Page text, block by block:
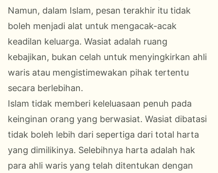
Namun, dalam Islam, pesan terakhir itu tidak
boleh menjadi alat untuk mengacak-acak
keadilan keluarga. Wasiat adalah ruang
kebajikan, bukan celah untuk menyingkirkan ahli
waris atau mengistimewakan pihak tertentu
secara berlebihan.
Islam tidak memberi keleluasaan penuh pada
keinginan orang yang berwasiat. Wasiat dibatasi
tidak boleh lebih dari sepertiga dari total harta
yang dimilikinya. Selebihnya harta adalah hak
para ahli waris yang telah ditentukan dengan